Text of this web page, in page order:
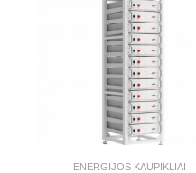
ENERGIJOS KAUPIKLIAI